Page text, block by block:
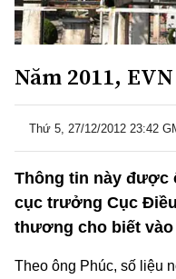
Năm 2011,
Thứ 5, 27/12/2012 23:42
Thông tin này được
cục trưởng Cục
thương cho biết vào
Theo ông Phúc, số liệu